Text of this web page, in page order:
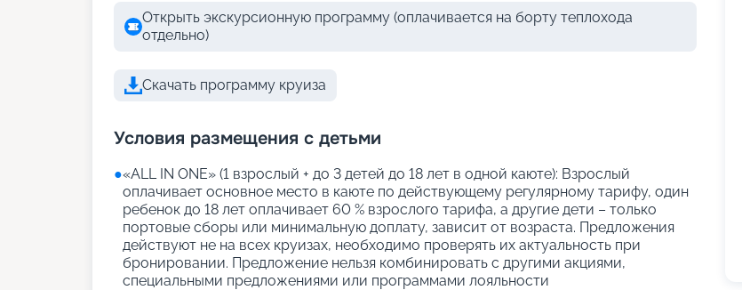
Открыть экскурсионную программу (оплачивается на борту теплохода
отдельно)
Скачать программу круиза
Условия размещения с детьми
●«АLL IN ONE» (1 взрослый + до 3 детей до 18 лет в одной каюте): Взрослый
оплачивает основное место в каюте по действующему регулярному тарифу, один
ребенок до 18 лет оплачивает 60 % взрослого тарифа, а другие дети – только
портовые сборы или минимальную доплату, зависит от возраста. Предложения
действуют не на всех круизах, необходимо проверять их актуальность при
бронировании. Предложение нельзя комбинировать с другими акциями,
специальными предложениями или программами лояльности